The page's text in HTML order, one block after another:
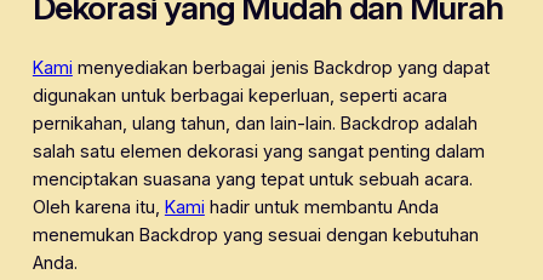
Dekorasi yang Mudah dan Murah
Kami menyediakan berbagai jenis Backdrop yang dapat
digunakan untuk berbagai keperluan, seperti acara
pernikahan, ulang tahun, dan lain-lain. Backdrop adalah
salah satu elemen dekorasi yang sangat penting dalam
menciptakan suasana yang tepat untuk sebuah acara.
Oleh karena itu, Kami hadir untuk membantu Anda
menemukan Backdrop yang sesuai dengan kebutuhan
Anda.